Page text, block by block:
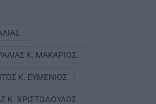
Κ. ΜΑΚΆΡΙΟΣ.
Κ. ΕΥΜΈΝΙΟΣ
Κ. ΧΡΙΣΤΌΔΟΥΛΟΣ